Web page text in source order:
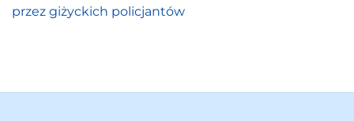
przez giżyckich policjantów